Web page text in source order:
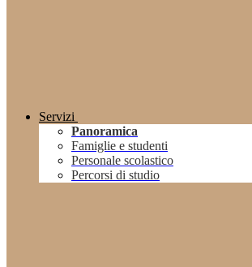
Servizi
Panoramica
Famiglie e studenti
Personale scolastico
Percorsi di studio